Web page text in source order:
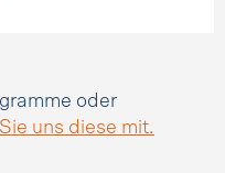
oder
Sie uns diese mit.